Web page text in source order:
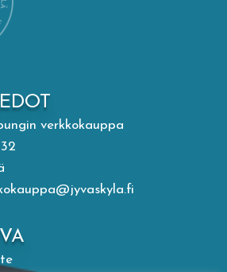
festivaali
verkkokauppa